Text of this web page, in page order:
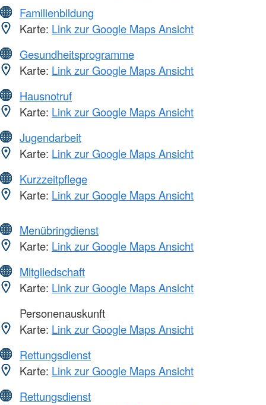
Familienbildung
Karte: Link zur Google Maps Ansicht
Gesundheitsprogramme
Karte: Link zur Google Maps Ansicht
Hausnotruf
Karte: Link zur Google Maps Ansicht
Jugendarbeit
Karte: Link zur Google Maps Ansicht
Kurzzeitpflege
Karte: Link zur Google Maps Ansicht
Menübringdienst
Karte: Link zur Google Maps Ansicht
Mitgliedschaft
Karte: Link zur Google Maps Ansicht
Personenauskunft
Karte: Link zur Google Maps Ansicht
Rettungsdienst
Karte: Link zur Google Maps Ansicht
Rettungsdienst